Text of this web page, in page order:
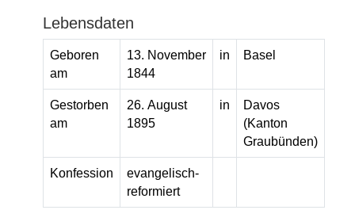
Lebensdaten
Geboren
am
13. November
1844
in Basel
Gestorben
am
26. August
1895
in
Davos
(Kanton
Graubünden)
Konfession
evangelisch-
reformiert